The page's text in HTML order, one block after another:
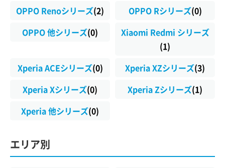
OPPO Renoシリーズ(2) OPPO Rシリーズ(0)
OPPO 他シリーズ(0)
Xiaomi Redmi シリーズ
(1)
Xperia ACEシリーズ(0) Xperia XZシリーズ(3)
Xperia Xシリーズ(0) Xperia Zシリーズ(1)
Xperia 他シリーズ(0)
エリア別